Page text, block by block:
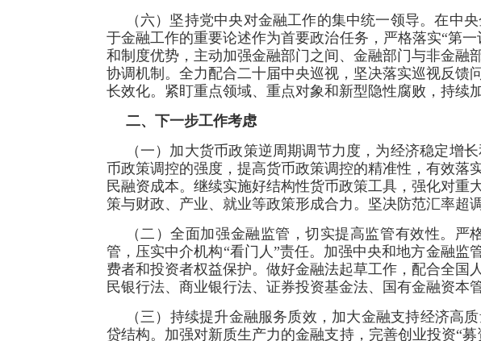
（六）坚持党中央对金融工作的集中统一领导。在中
于金融工作的重要论述作为首要政治任务，严格落实“第
和制度优势，主动加强金融部门之间、金融部门与非金
协调机制。全力配合二十届中央巡视，坚决落实巡视反
长效化。紧盯重点领域、重点对象和新型隐性腐败，持续
二、下一步工作考虑
（一）加大货币政策逆周期调节力度，为经济稳定增
币政策调控的强度，提高货币政策调控的精准性，有效
民融资成本。继续实施好结构性货币政策工具，强化对
策与财政、产业、就业等政策形成合力。坚决防范汇率超
（二）全面加强金融监管，切实提高监管有效性。
管，压实中介机构“看门人”责任。加强中央和地方金融
费者和投资者权益保护。做好金融法起草工作，配合全国
民银行法、商业银行法、证券投资基金法、国有金融资本
（三）持续提升金融服务质效，加大金融支持经济高
贷结构。加强对新质生产力的金融支持，完善创业投资“